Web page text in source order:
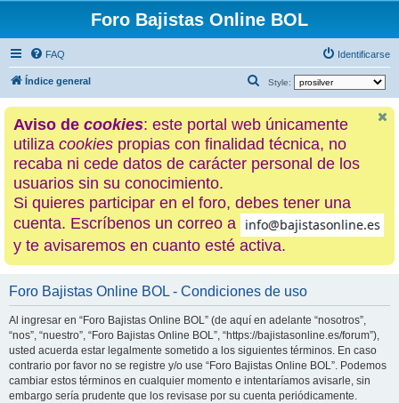
Foro Bajistas Online BOL
FAQ Identificarse
Índice general Style:
u
c
a
Aviso de cookies: este portal web únicamente
utiliza cookies propias con finalidad técnica, no
recaba ni cede datos de carácter personal de los
usuarios sin su conocimiento.
Si quieres participar en el foro, debes tener una
cuenta. Escríbenos un correo a
y te avisaremos en cuanto esté activa.
Foro Bajistas Online BOL - Condiciones de uso
Al ingresar en “Foro Bajistas Online BOL” (de aquí en adelante “nosotros”,
“nos”, “nuestro”, “Foro Bajistas Online BOL”, “https://bajistasonline.es/forum”),
usted acuerda estar legalmente sometido a los siguientes términos. En caso
contrario por favor no se registre y/o use “Foro Bajistas Online BOL”. Podemos
cambiar estos términos en cualquier momento e intentaríamos avisarle, sin
embargo sería prudente que los revisase por su cuenta periódicamente.